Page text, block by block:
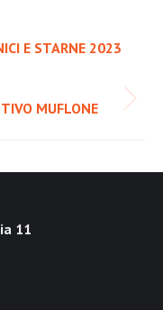
E STARNE 2023
MUFLONE
11